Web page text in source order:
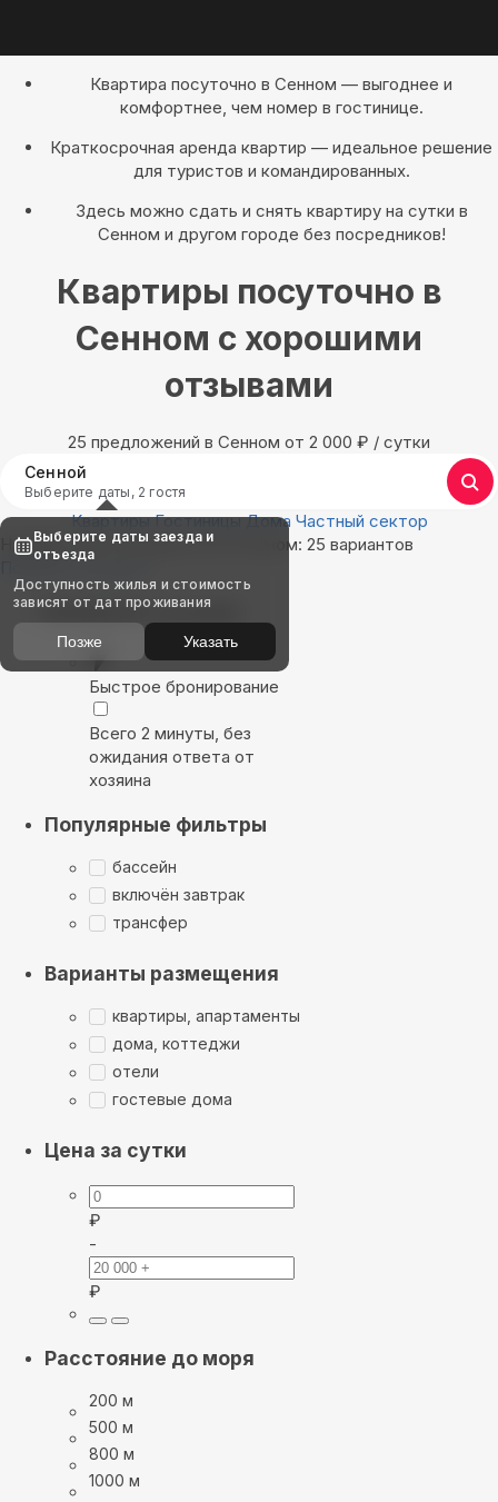
Квартира посуточно в Сенном — выгоднее и
комфортнее, чем номер в гостинице.
Краткосрочная аренда квартир — идеальное решение
для туристов и командированных.
Здесь можно сдать и снять квартиру на сутки в
Сенном и другом городе без посредников!
Квартиры посуточно в
Сенном с хорошими
отзывами
25 предложений в Сенном oт 2 000 ₽ / сутки
Сенной
Выберите даты, 2 гостя
Квартиры Гостиницы Дома Частный сектор
Найдём, где остановиться в Сенном: 25 вариантов
Показать на карте
Выбирайте лучшее
Быстрое бронирование
Всего 2 минуты, без
ожидания ответа от
хозяина
Популярные фильтры
бассейн
включён завтрак
трансфер
Варианты размещения
квартиры, апартаменты
дома, коттеджи
отели
гостевые дома
Цена за сутки
₽
-
₽
Расстояние до моря
200 м
500 м
800 м
1000 м
Выберите даты заезда и
отъезда
Доступность жилья и стоимость
зависят от дат проживания
Позже Указать